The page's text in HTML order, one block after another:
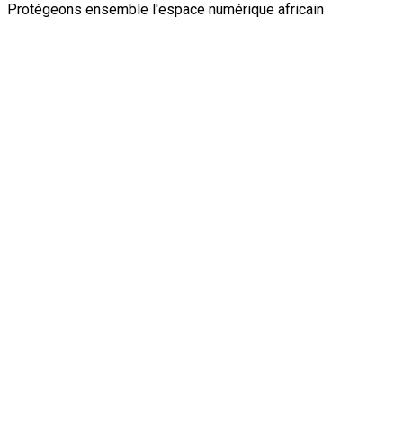
Protégeons ensemble l'espace numérique africain